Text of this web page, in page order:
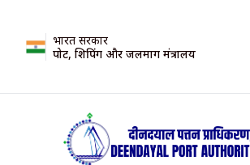
भारत सरकार
पोर्ट, शिपिंग और जलमार्ग मंत्रालय